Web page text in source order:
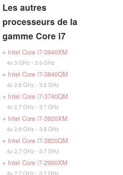
Les autres
processeurs de la
gamme Core i7
» Intel Core i7-3940XM
4x 3 GHz - 3.9 GHz
» Intel Core i7-3840QM
4x 2.8 GHz - 3.8 GHz
» Intel Core i7-3740QM
4x 2.7 GHz - 3.7 GHz
» Intel Core i7-3920XM
4x 2.9 GHz - 3.8 GHz
» Intel Core i7-3820QM
4x 2.7 GHz - 3.7 GHz
» Intel Core i7-2960XM
4x 2.7 GHz - 3.7 GHz